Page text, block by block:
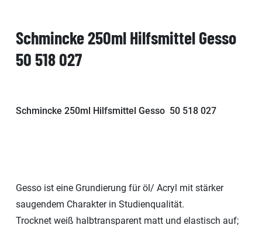
Schmincke 250ml Hilfsmittel Gesso
50 518 027
Schmincke 250ml Hilfsmittel Gesso 50 518 027
Gesso ist eine Grundierung für öl/ Acryl mit stärker
saugendem Charakter in Studienqualität.
Trocknet weiß halbtransparent matt und elastisch auf;